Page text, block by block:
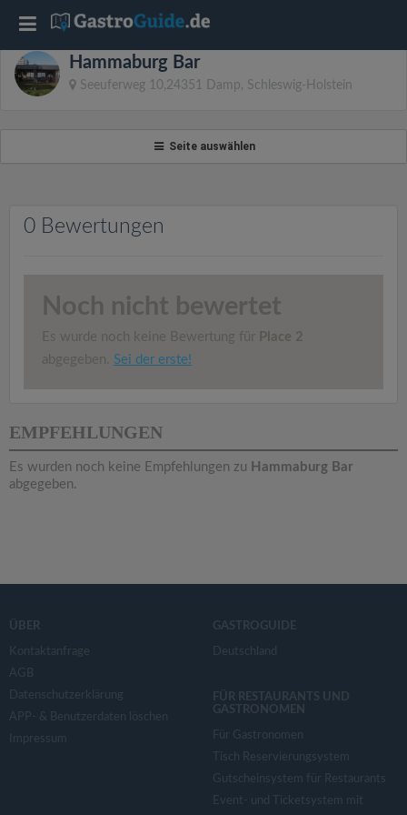
Hammaburg Bar
Seeuferweg 10,24351 Damp, Schleswig-Holstein
Seite auswählen
0 Bewertungen
Noch nicht bewertet
Es wurde noch keine Bewertung für Place 2
abgegeben. Sei der erste!
EMPFEHLUNGEN
Es wurden noch keine Empfehlungen zu Hammaburg Bar
abgegeben.
ÜBER
Kontaktanfrage
AGB
Datenschutzerklärung
APP- & Benutzerdaten löschen
Impressum
GASTROGUIDE
Deutschland
FÜR RESTAURANTS UND
GASTRONOMEN
Für Gastronomen
Tisch Reservierungsystem
Gutscheinsystem für Restaurants
Event- und Ticketsystem mit
T
o
i
o
n